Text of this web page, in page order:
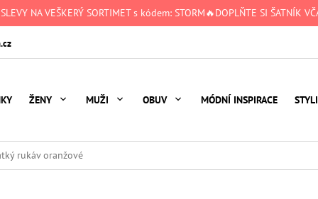
NA VEŠKERÝ SORTIMET s kódem: STORM🔥DOPLŇTE SI ŠATNÍK
ŽENY MUŽI OBUV MÓDNÍ INSPIRACE
rukáv oranžové